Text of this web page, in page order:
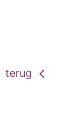
terug